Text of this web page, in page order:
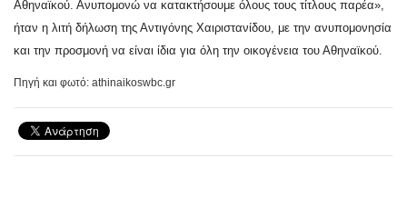
Αθηναϊκού. Ανυπομονώ να κατακτήσουμε όλους τους τίτλους παρέα»,
ήταν η λιτή δήλωση της Αντιγόνης Χαιριστανίδου, με την ανυπομονησία
και την προσμονή να είναι ίδια για όλη την οικογένεια του Αθηναϊκού.
Πηγή και φωτό: athinaikoswbc.gr